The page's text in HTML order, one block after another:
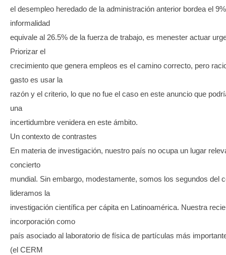
el desempleo heredado de la administración anterior bordea el
informalidad
equivale al 26.5% de la fuerza de trabajo, es menester actuar
Priorizar el
crecimiento que genera empleos es el camino correcto, pero
gasto es usar la
razón y el criterio, lo que no fue el caso en este anuncio que
una
incertidumbre venidera en este ámbito.
Un contexto de contrastes
En materia de investigación, nuestro país no ocupa un lugar
concierto
mundial. Sin embargo, modestamente, somos los segundos del
lideramos la
investigación científica per cápita en Latinoamérica. Nuestra
incorporación como
país asociado al laboratorio de física de partículas más
(el CERM